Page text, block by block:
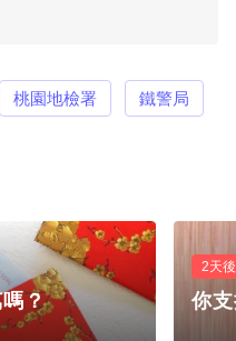
桃園地檢署 鐵警局
？
2天
你